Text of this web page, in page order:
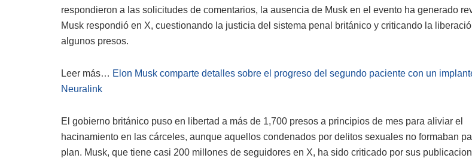
respondieron a las solicitudes de comentarios, la ausencia de Musk en el evento ha generado
Musk respondió en X, cuestionando la justicia del sistema penal británico y criticando la
algunos presos.
Leer más… Elon Musk comparte detalles sobre el progreso del segundo paciente con un
Neuralink
El gobierno británico puso en libertad a más de 1,700 presos a principios de mes para aliviar el
hacinamiento en las cárceles, aunque aquellos condenados por delitos sexuales no formaban
plan. Musk, que tiene casi 200 millones de seguidores en X, ha sido criticado por sus